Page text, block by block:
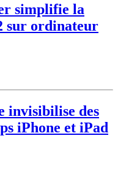
simplifie la
sur ordinateur
invisibilise des
iPhone et iPad